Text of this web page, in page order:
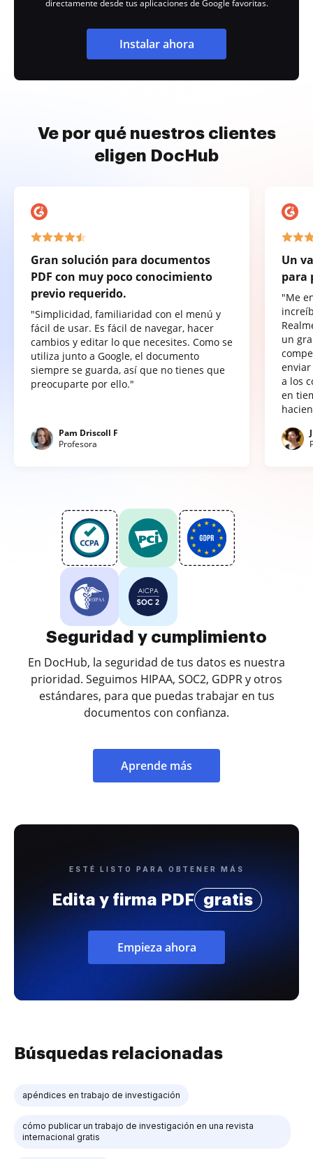
directamente desde tus aplicaciones de Google favoritas.
Instalar ahora
Ve por qué nuestros clientes
eligen DocHub
Gran solución para documentos
PDF con muy poco conocimiento
previo requerido.
"Simplicidad, familiaridad con el menú y
fácil de usar. Es fácil de navegar, hacer
cambios y editar lo que necesites. Como se
utiliza junto a Google, el documento
siempre se guarda, así que no tienes que
preocuparte por ello."
Pam Driscoll F
Profesora
Un
para
"Me
un
a los
en
Seguridad y cumplimiento
En DocHub, la seguridad de tus datos es nuestra
prioridad. Seguimos HIPAA, SOC2, GDPR y otros
estándares, para que puedas trabajar en tus
documentos con confianza.
Aprende más
ESTÉ LISTO PARA OBTENER MÁS
Edita y firma PDF gratis
Empieza ahora
Búsquedas relacionadas
apéndices en trabajo de investigación
cómo publicar un trabajo de investigación en una revista
internacional gratis